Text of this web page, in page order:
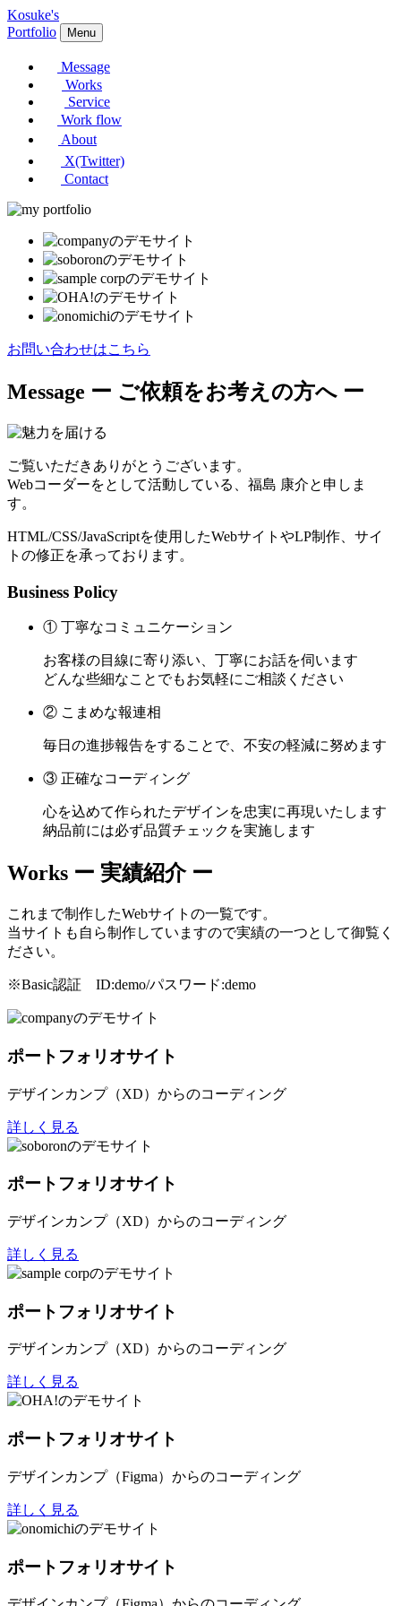
Kosuke's
Portfolio
Menu
Message
Works
Service
Work flow
About
X(Twitter)
Contact
お問い合わせはこちら
Message ー ご依頼をお考えの方へ ー
ご覧いただきありがとうございます。
Webコーダーをとして活動している、福島 康介と申しま
す。
HTML/CSS/JavaScriptを使用したWebサイトやLP制作、サイ
トの修正を承っております。
Business Policy
① 丁寧なコミュニケーション
お客様の目線に寄り添い、丁寧にお話を伺います
どんな些細なことでもお気軽にご相談ください
② こまめな報連相
毎日の進捗報告をすることで、不安の軽減に努めます
③ 正確なコーディング
心を込めて作られたデザインを忠実に再現いたします
納品前には必ず品質チェックを実施します
Works ー 実績紹介 ー
これまで制作したWebサイトの一覧です。
当サイトも自ら制作していますので実績の一つとして御覧く
ださい。
※Basic認証 ID:demo/パスワード:demo
ポートフォリオサイト
デザインカンプ（XD）からのコーディング
詳しく見る
ポートフォリオサイト
デザインカンプ（XD）からのコーディング
詳しく見る
ポートフォリオサイト
デザインカンプ（XD）からのコーディング
詳しく見る
ポートフォリオサイト
デザインカンプ（Figma）からのコーディング
詳しく見る
ポートフォリオサイト